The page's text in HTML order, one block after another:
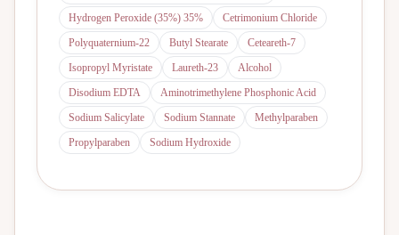
Hydrogen Peroxide (35%) 35%
Cetrimonium Chloride
Polyquaternium-22
Butyl Stearate
Ceteareth-7
Isopropyl Myristate
Laureth-23
Alcohol
Disodium EDTA
Aminotrimethylene Phosphonic Acid
Sodium Salicylate
Sodium Stannate
Methylparaben
Propylparaben
Sodium Hydroxide